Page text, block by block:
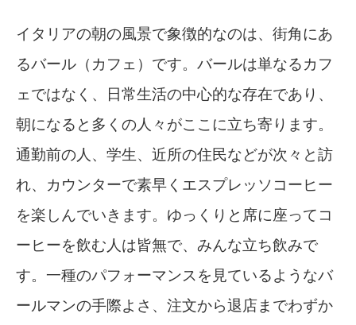
イタリアの朝の風景で象徴的なのは、街角にあ
るバール（カフェ）です。バールは単なるカフ
ェではなく、日常生活の中心的な存在であり、
朝になると多くの人々がここに立ち寄ります。
通勤前の人、学生、近所の住民などが次々と訪
れ、カウンターで素早くエスプレッソコーヒー
を楽しんでいきます。ゆっくりと席に座ってコ
ーヒーを飲む人は皆無で、みんな立ち飲みで
す。一種のパフォーマンスを見ているようなバ
ールマンの手際よさ、注文から退店までわずか